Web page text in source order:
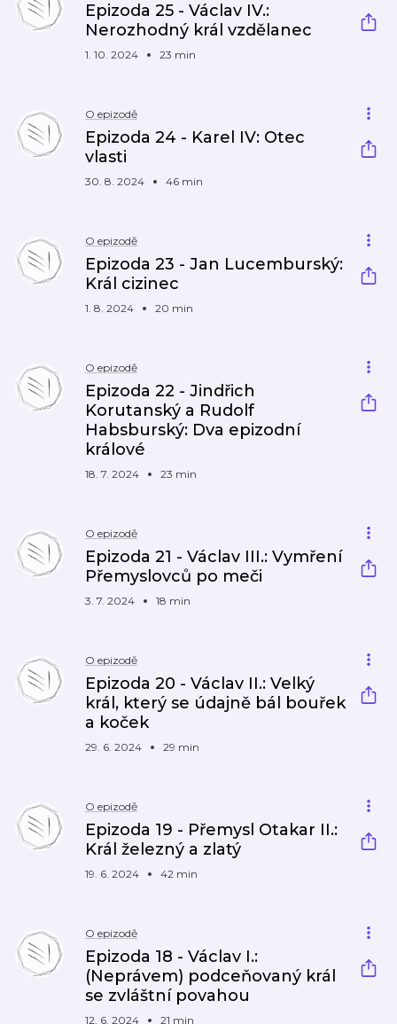
Epizoda 25 - Václav IV.:
Nerozhodný král vzdělanec
1. 10. 2024 23 min
O epizodě
Epizoda 24 - Karel IV: Otec
vlasti
30. 8. 2024 46 min
O epizodě
Epizoda 23 - Jan Lucemburský:
Král cizinec
1. 8. 2024 20 min
O epizodě
Epizoda 22 - Jindřich
Korutanský a Rudolf
Habsburský: Dva epizodní
králové
18. 7. 2024 23 min
O epizodě
Epizoda 21 - Václav III.: Vymření
Přemyslovců po meči
3. 7. 2024 18 min
O epizodě
Epizoda 20 - Václav II.: Velký
král, který se údajně bál bouřek
a koček
29. 6. 2024 29 min
O epizodě
Epizoda 19 - Přemysl Otakar II.:
Král železný a zlatý
19. 6. 2024 42 min
O epizodě
Epizoda 18 - Václav I.:
(Neprávem) podceňovaný král
se zvláštní povahou
12. 6. 2024 21 min